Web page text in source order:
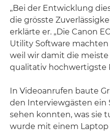
„Bei der Entwicklung
die grösste
erklärte er. „Die Canon
Utility Software machten
weil wir damit die
qualitativ hochwertigste
In Videoanrufen baute
den Interviewgästen ein
sehen konnten, was sie
wurde mit einem